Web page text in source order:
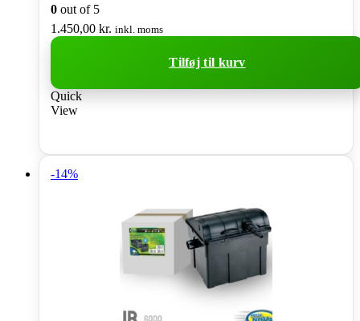
0 out of 5
1.450,00 kr. inkl. moms
Tilføj til kurv
Quick
View
-14%